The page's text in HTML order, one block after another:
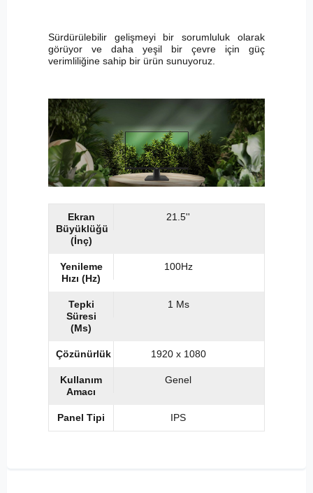
Sürdürülebilir gelişmeyi bir sorumluluk olarak
görüyor ve daha yeşil bir çevre için güç
verimliliğine sahip bir ürün sunuyoruz.
Ekran
Büyüklüğü
(İnç)
21.5''
Yenileme
Hızı (Hz)
100Hz
Tepki
Süresi
(Ms)
1 Ms
Çözünürlük 1920 x 1080
Kullanım
Amacı
Genel
Panel Tipi IPS